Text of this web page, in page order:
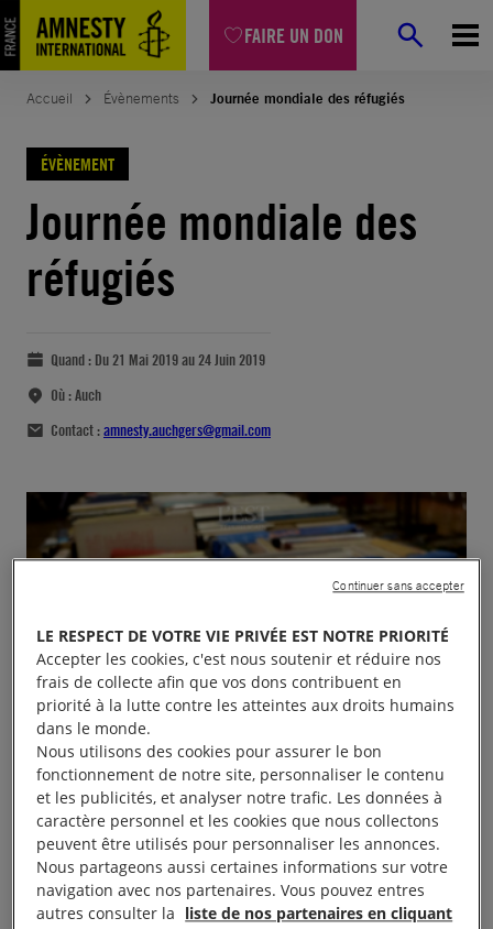
FAIRE UN DON
Accueil Évènements Journée mondiale des réfugiés
ÉVÈNEMENT
Journée mondiale des
réfugiés
Quand : Du 21 Mai 2019 au 24 Juin 2019
Où :Auch
Contact :amnesty.auchgers@gmail.com
LE RESPECT DE VOTRE VIE PRIVÉE EST NOTRE PRIORITÉ
Accepter les cookies, c'est nous soutenir et réduire nos
frais de collecte afin que vos dons contribuent en
priorité à la lutte contre les atteintes aux droits humains
dans le monde.
Nous utilisons des cookies pour assurer le bon
fonctionnement de notre site, personnaliser le contenu
et les publicités, et analyser notre trafic. Les données à
caractère personnel et les cookies que nous collectons
peuvent être utilisés pour personnaliser les annonces.
Nous partageons aussi certaines informations sur votre
navigation avec nos partenaires. Vous pouvez entres
autres consulter la liste de nos partenaires en cliquant
Continuer sans accepter